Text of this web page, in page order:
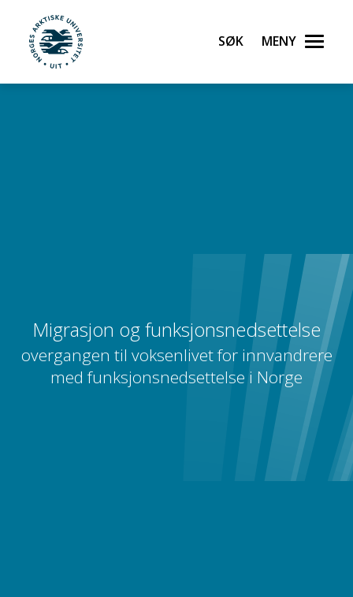
UiT Norges arktiske universitet
Søk Meny
Migrasjon og funksjonsnedsettelse
overgangen til voksenlivet for innvandrere
med funksjonsnedsettelse i Norge